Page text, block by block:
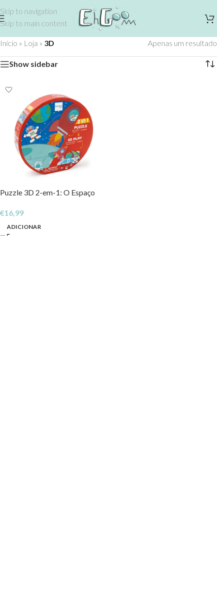
Skip to navigation
Skip to main content
Início » Loja » 3D Apenas um resultado
Show sidebar
Puzzle 3D 2-em-1: O Espaço
€16,99
ADICIONAR